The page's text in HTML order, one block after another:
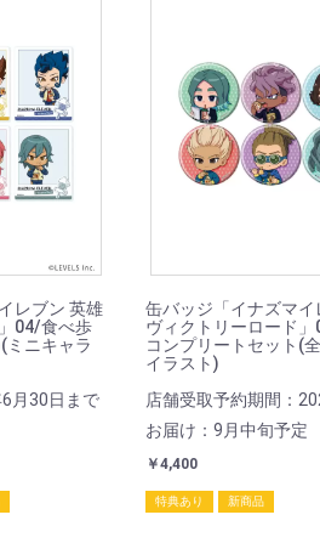
レブン 英雄
04/食べ歩
ミニキャラ
月30日まで
缶バッジ「イナズマ
ヴィクトリーロード
コンプリートセット(
イラスト)
店舗受取予約期間：
お届け：9月中旬予定
￥4,400
特典あり 新商品